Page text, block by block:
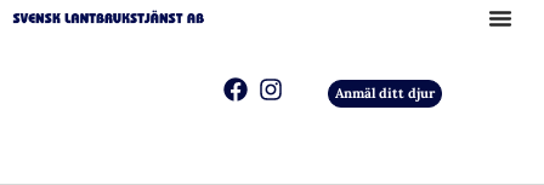
Anmäl ditt djur